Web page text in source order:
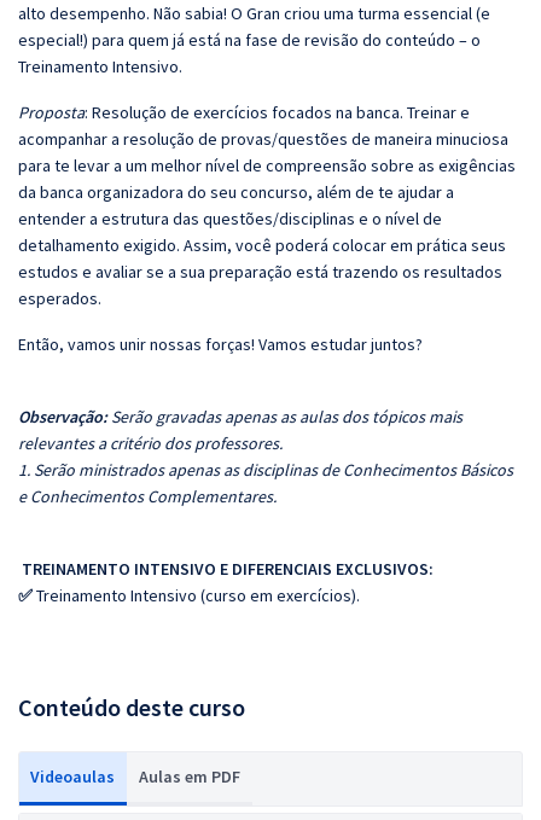
alto desempenho. Não sabia! O Gran criou uma turma essencial (e
especial!) para quem já está na fase de revisão do conteúdo – o
Treinamento Intensivo.
Proposta: Resolução de exercícios focados na banca. Treinar e
acompanhar a resolução de provas/questões de maneira minuciosa
para te levar a um melhor nível de compreensão sobre as exigências
da banca organizadora do seu concurso, além de te ajudar a
entender a estrutura das questões/disciplinas e o nível de
detalhamento exigido. Assim, você poderá colocar em prática seus
estudos e avaliar se a sua preparação está trazendo os resultados
esperados.
Então, vamos unir nossas forças! Vamos estudar juntos?
Observação:Serão gravadas apenas as aulas dos tópicos mais
relevantes a critério dos professores.
1. Serão ministrados apenas as disciplinas de Conhecimentos Básicos
e Conhecimentos Complementares.
TREINAMENTO INTENSIVO E DIFERENCIAIS EXCLUSIVOS:
✅Treinamento Intensivo (curso em exercícios).
Conteúdo deste curso
Videoaulas Aulas em PDF